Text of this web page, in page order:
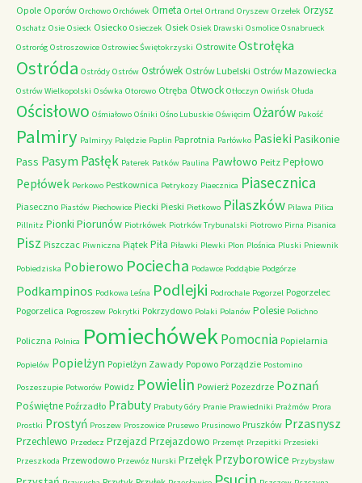
Opole Oporów Orchowo Orchówek Orneta Ortel Ortrand Oryszew Orzełek Orzysz
Oschatz Osie Osieck Osiecko Osieczek Osiek Osiek Drawski Osmolice Osnabrueck
Ostroróg Ostroszowice Ostrowiec Świętokrzyski Ostrowite Ostrołęka
Ostróda Ostródy Ostrów Ostrówek Ostrów Lubelski Ostrów Mazowiecka
Ostrów Wielkopolski Osówka Otorowo Otręba Otwock Otłoczyn Owińsk Ołuda
Ościsłowo Ośmiałowo Ośniki Ośno Lubuskie Oświęcim Ożarów Pakość
Palmiry Palmiryy Palędzie Paplin Paprotnia Parłówko Pasieki Pasikonie
Pass PasymPasłęk Paterek Patków Paulina Pawłowo Peitz Pepłowo
Pepłówek Perkowo Pestkownica Petrykozy Piaecznica Piasecznica
Piaseczno Piastów Piechowice Piecki Pieski Pietkowo Pilaszków Pilawa Pilica
Pillnitz Pionki Piorunów Piotrkówek Piotrków Trybunalski Piotrowo Pirna Pisanica
Pisz Piszczac Piwniczna Piątek Piła Piławki Plewki Plon Plośnica Pluski Pniewnik
Pobiedziska Pobierowo Pociecha Podawce Poddąbie Podgórze
Podkampinos Podkowa Leśna Podlejki Podrochale Pogorzel Pogorzelec
Pogorzelica Pogroszew Pokrytki Pokrzydowo Polaki Polanów Polesie Polichno
Policzna Polnica PomiechówekPomocnia Popielarnia
Popielów Popielżyn Popielżyn Zawady Popowo Porządzie Postomino
Poszeszupie Potworów Powidz Powielin Powierż Pozezdrze Poznań
Poświętne Poźrzadło Prabuty Prabuty Góry Pranie Prawiedniki Prażmów Prora
Prostki Prostyń Proszew Proszowice Prusewo Prusinowo Pruszków Przasnysz
Przechlewo Przedecz Przejazd Przejazdowo Przemęt Przepitki Przesieki
Przeszkoda Przewodowo Przewóz Nurski Przełęk Przyborowice Przybysław